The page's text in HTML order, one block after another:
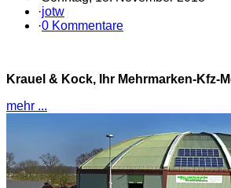
·jotw
·0 Kommentare
Krauel & Kock, Ihr Mehrmarken-Kfz-
mehr ...